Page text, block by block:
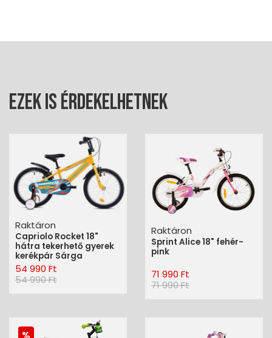
Ezek is érdekelhetnek
Raktáron
Capriolo Rocket 18"
hátra tekerhető gyerek
kerékpár Sárga
54 990 Ft
54 990 Ft
Raktáron
Sprint Alice 18" fehér-
pink
71 990 Ft
71 990 Ft